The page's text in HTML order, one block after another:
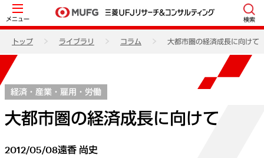
メニュー 検索
トップ ライブラリ コラム 大都市圏の経済成長に向けて
経済・産業・雇用・労働
大都市圏の経済成長に向けて
2012/05/08遠香 尚史